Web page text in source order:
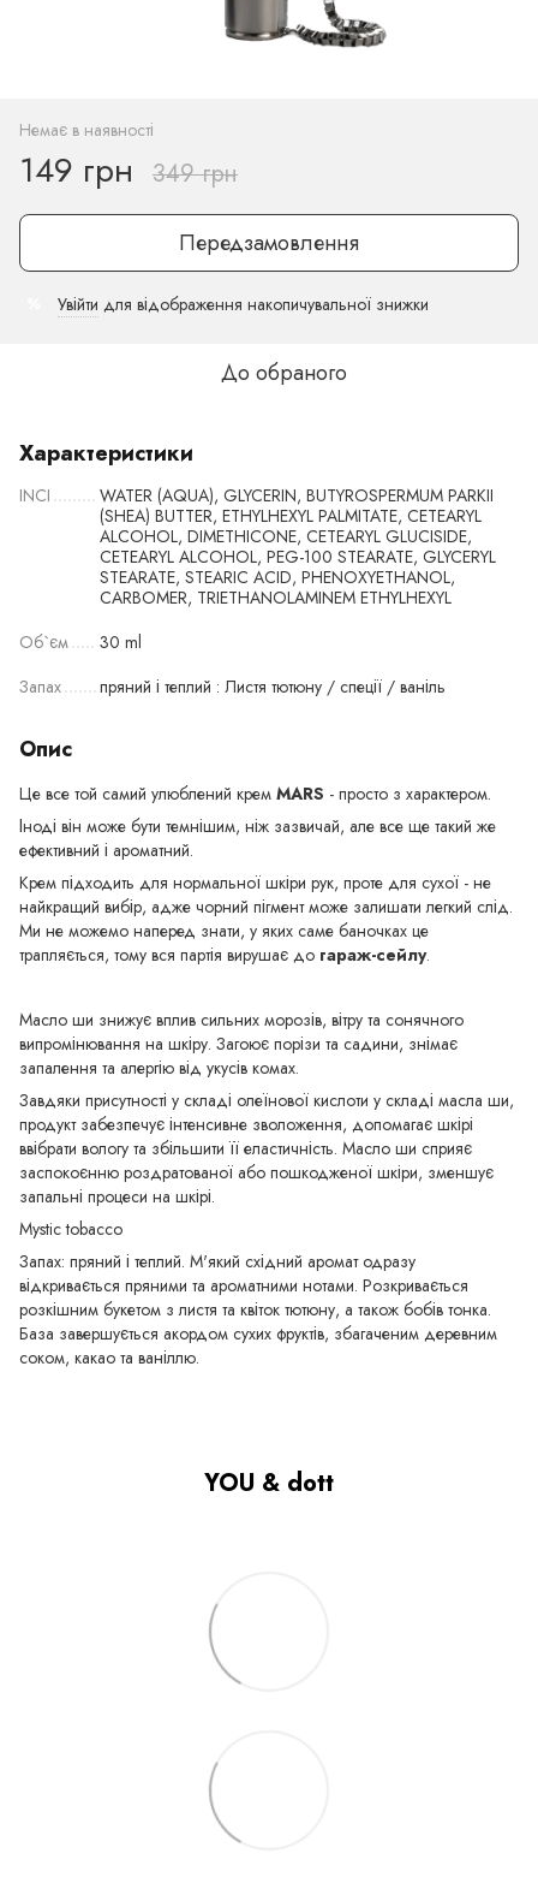
Немає в наявності
149 грн 349 грн
Передзамовлення
Увійти для відображення накопичувальної знижки
До обраного
Характеристики
INCI
WATER (AQUA), GLYCERIN, BUTYROSPERMUM PARKII
(SHEA) BUTTER, ETHYLHEXYL PALMITATE, CETEARYL
ALCOHOL, DIMETHICONE, CETEARYL GLUCISIDE,
CETEARYL ALCOHOL, PEG-100 STEARATE, GLYCERYL
STEARATE, STEARIC ACID, PHENOXYETHANOL,
CARBOMER, TRIETHANOLAMINEM ETHYLHEXYL
Об`єм
30 ml
Запах
пряний і теплий : Листя тютюну / спеції / ваніль
Опис
Це все той самий улюблений крем MARS - просто з характером.
Іноді він може бути темнішим, ніж зазвичай, але все ще такий же
ефективний і ароматний.
Крем підходить для нормальної шкіри рук, проте для сухої - не
найкращий вибір, адже чорний пігмент може залишати легкий слід.
Ми не можемо наперед знати, у яких саме баночках це
трапляється, тому вся партія вирушає до гараж-сейлу.
Масло ши знижує вплив сильних морозів, вітру та сонячного
випромінювання на шкіру. Загоює порізи та садини, знімає
запалення та алергію від укусів комах.
Завдяки присутності у складі олеїнової кислоти у складі масла ши,
продукт забезпечує інтенсивне зволоження, допомагає шкірі
ввібрати вологу та збільшити її еластичність. Масло ши сприяє
заспокоєнню роздратованої або пошкодженої шкіри, зменшує
запальні процеси на шкірі.
Mystic tobacco
Запах: пряний і теплий. М'який східний аромат одразу
відкривається пряними та ароматними нотами. Розкривається
розкішним букетом з листя та квіток тютюну, а також бобів тонка.
База завершується акордом сухих фруктів, збагаченим деревним
соком, какао та ваніллю.
YOU & dott